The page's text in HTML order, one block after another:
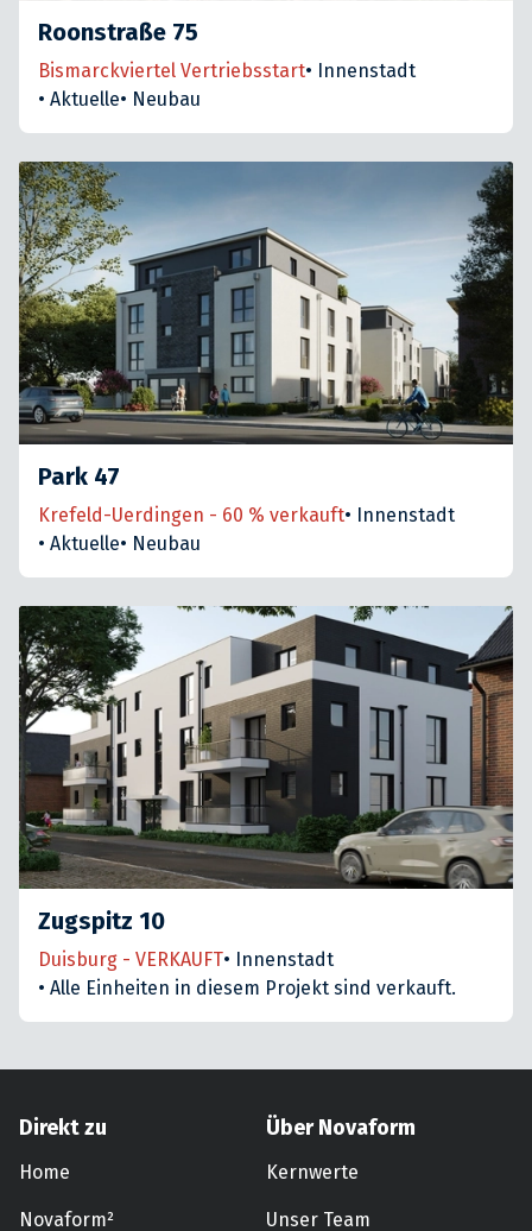
Roonstraße 75
Bismarckviertel Vertriebsstart• Innenstadt
• Aktuelle• Neubau
Park 47
Krefeld-Uerdingen - 60 % verkauft• Innenstadt
• Aktuelle• Neubau
Zugspitz 10
Duisburg - VERKAUFT• Innenstadt
• Alle Einheiten in diesem Projekt sind verkauft.
Direkt zu
Home
Novaform²
Über Novaform
Kernwerte
Unser Team